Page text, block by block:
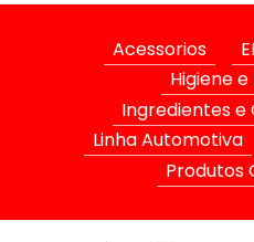
Acessorios
Higiene
Ingredientes e
Linha Automotiva
Produtos